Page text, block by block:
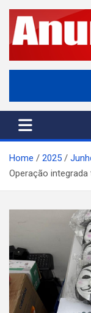
Skip
content
A Notícia
ANT-Informação o
Home 2025
Operação